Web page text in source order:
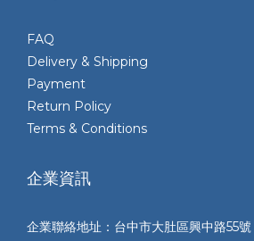
FAQ
Delivery & Shipping
Payment
Return Policy
Terms & Conditions
企業資訊
企業聯絡地址：台中市大肚區興中路55號